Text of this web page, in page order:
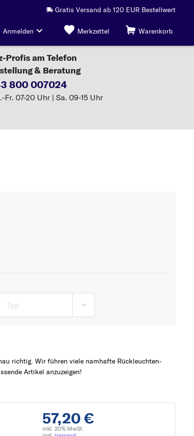
Gratis Versand ab 120 EUR Bestellwert
Anmelden Merkzettel Warenkorb
Profis am Telefon
& Beratung
800 007024
Fr. 07-20 Uhr | Sa. 09-15 Uhr
Typ
richtig. Wir führen viele namhafte Rückleuchten-
Artikel anzuzeigen!
57,20 €
inkl. 20% MwSt.